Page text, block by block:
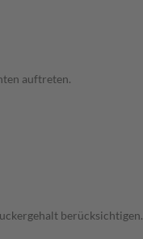
auftreten.
berücksichtigen.